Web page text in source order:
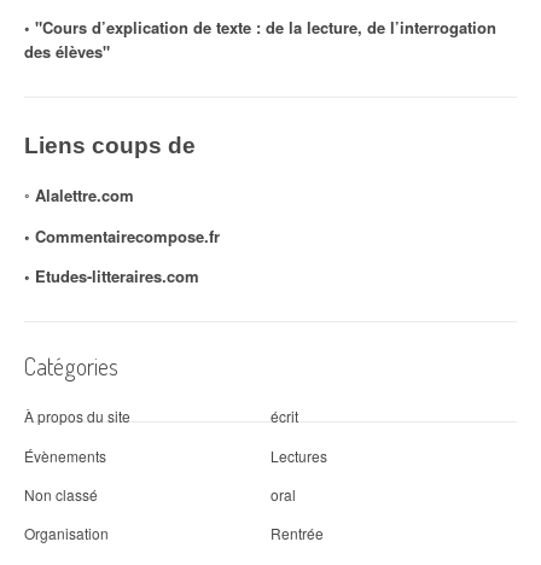
◦ "Cours d’explication de texte : de la lecture, de l’interrogation
des élèves"
Liens coups de
◦ Alalettre.com
◦ Commentairecompose.fr
◦ Etudes-litteraires.com
Catégories
À propos du site
écrit
Évènements
Lectures
Non classé
oral
Organisation
Rentrée